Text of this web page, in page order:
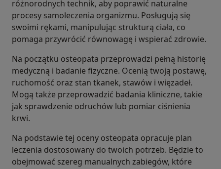
różnorodnych technik, aby poprawić naturalne
procesy samoleczenia organizmu. Posługują się
swoimi rękami, manipulując strukturą ciała, co
pomaga przywrócić równowagę i wspierać zdrowie.
Na początku osteopata przeprowadzi pełną historię
medyczną i badanie fizyczne. Ocenią twoją postawę,
ruchomość oraz stan tkanek, stawów i więzadeł.
Mogą także przeprowadzić badania kliniczne, takie
jak sprawdzenie odruchów lub pomiar ciśnienia
krwi.
Na podstawie tej oceny osteopata opracuje plan
leczenia dostosowany do twoich potrzeb. Będzie to
obejmować szereg manualnych zabiegów, które